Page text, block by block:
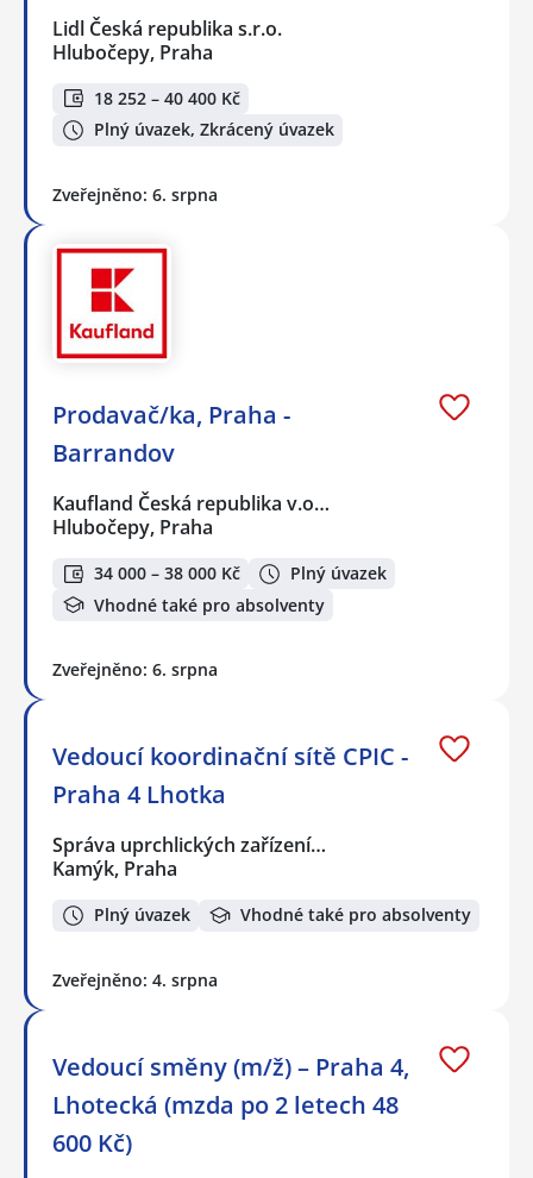
Lidl Česká republika s.r.o.
Hlubočepy, Praha
18 252 – 40 400 Kč
Plný úvazek, Zkrácený úvazek
Zveřejněno: 6. srpna
Prodavač/ka, Praha -
Barrandov
Kaufland Česká republika v.o…
Hlubočepy, Praha
34 000 – 38 000 Kč
Plný úvazek
Vhodné také pro absolventy
Zveřejněno: 6. srpna
Vedoucí koordinační sítě CPIC -
Praha 4 Lhotka
Správa uprchlických zařízení…
Kamýk, Praha
Plný úvazek Vhodné také pro absolventy
Zveřejněno: 4. srpna
Vedoucí směny (m/ž) – Praha 4,
Lhotecká (mzda po 2 letech 48
600 Kč)